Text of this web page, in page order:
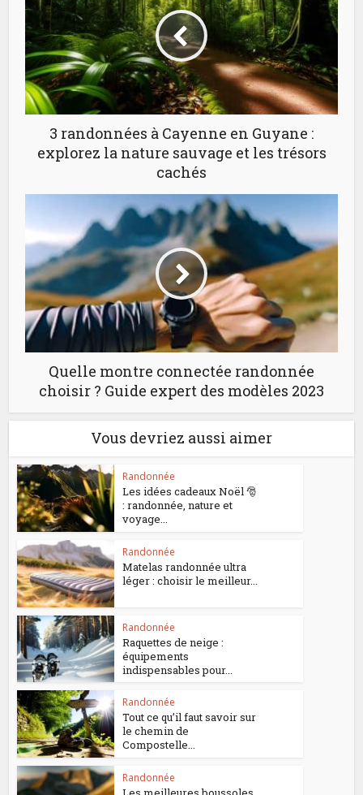
3 randonnées à Cayenne en Guyane :
explorez la nature sauvage et les trésors
cachés
Quelle montre connectée randonnée
choisir ? Guide expert des modèles 2023
Vous devriez aussi aimer
Randonnée
Les idées cadeaux Noël 🎅
: randonnée, nature et
voyage...
Randonnée
Matelas randonnée ultra
léger : choisir le meilleur...
Randonnée
Raquettes de neige :
équipements
indispensables pour...
Randonnée
Tout ce qu’il faut savoir sur
le chemin de
Compostelle...
Randonnée